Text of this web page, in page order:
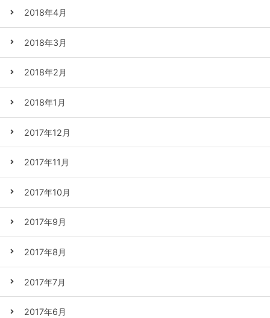
2018年4月
2018年3月
2018年2月
2018年1月
2017年12月
2017年11月
2017年10月
2017年9月
2017年8月
2017年7月
2017年6月